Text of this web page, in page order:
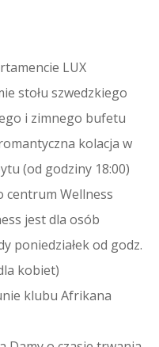
LUX
stołu szwedzkiego
i zimnego bufetu
kolacja w
(od godziny 18:00)
centrum Wellness
jest dla osób
poniedziałek od godz.
kobiet)
klubu Afrikana